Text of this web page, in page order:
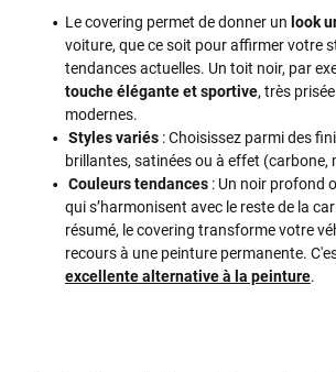
Le covering permet de donner un look
voiture, que ce soit pour affirmer votre
tendances actuelles. Un toit noir, par
touche élégante et sportive, très
modernes.
Styles variés: Choisissez parmi des
brillantes, satinées ou à effet (carbone,
Couleurs tendances: Un noir profond
qui s’harmonisent avec le reste de la
résumé, le covering transforme votre
recours à une peinture permanente.
excellente alternative à la peinture.